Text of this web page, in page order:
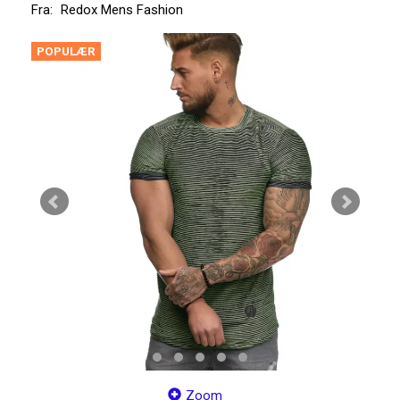
Fra: Redox Mens Fashion
POPULÆR
Zoom